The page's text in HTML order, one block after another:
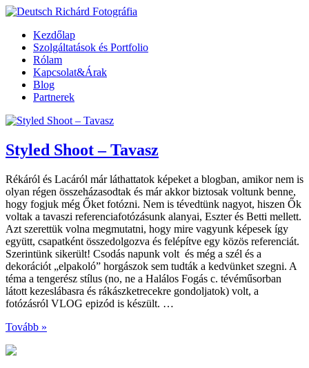
Kezdőlap
Szolgáltatások és Portfolio
Rólam
Kapcsolat&Árak
Blog
Partnerek
Styled Shoot – Tavasz
Rékáról és Lacáról már láthattatok képeket a blogban, amikor nem is
olyan régen összeházasodtak és már akkor biztosak voltunk benne,
hogy fogjuk még Őket fotózni. Nem is tévedtünk nagyot, hiszen Ők
voltak a tavaszi referenciafotózásunk alanyai, Eszter és Betti mellett.
Azt szerettük volna megmutatni, hogy mire vagyunk képesek így
együtt, csapatként összedolgozva és felépítve egy közös referenciát.
Szerintünk sikerült! Csodás napunk volt és még a szél és a
dekorációt „elpakoló” horgászok sem tudták a kedvünket szegni. A
téma a tengerész stílus (no, ne a Halálos Fogás c. tévéműsorban
látott kezeslábasra és rákászketrecekre gondoljatok) volt, a
fotózásról VLOG epizód is készült. …
Tovább »